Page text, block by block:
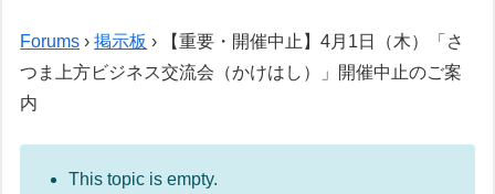
Forums › 掲示板 ›
【重要・開催中止】4月1日（木）「さ
つま上方ビジネス交流会（かけはし）」開催中止のご案
内
This topic is empty.